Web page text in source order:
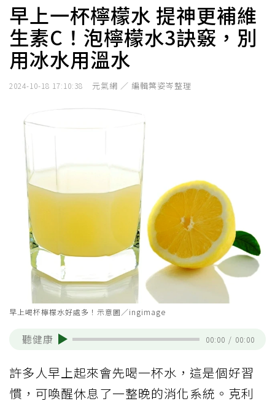
早上一杯檸檬水 提神更補維
生素C！泡檸檬水3訣竅，別
用冰水用溫水
2024-10-18 17:10:38 元氣網 ／ 編輯葉姿岑整理
早上喝杯檸檬水好處多！示意圖／ingimage
聽健康 00:00 / 00:00
許多人早上起來會先喝一杯水，這是個好習
慣，可喚醒休息了一整晚的消化系統。克利